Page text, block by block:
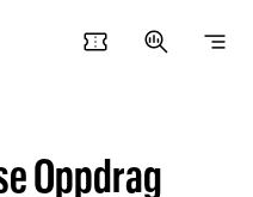
confirmation_number search_insights segment
Oppdrag